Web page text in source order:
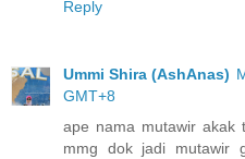
Reply
Ummi Shira (AshAnas)
GMT+8
ape nama mutawir akak
mmg dok jadi mutawir